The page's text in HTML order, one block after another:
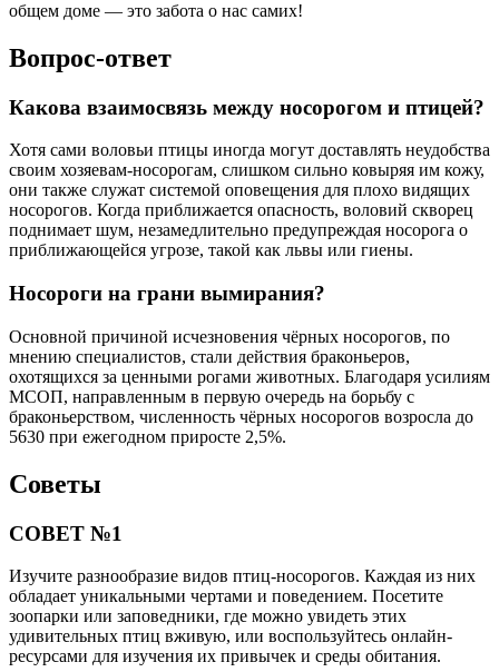
общем доме — это забота о нас самих!
Вопрос-ответ
Какова взаимосвязь между носорогом и птицей?
Хотя сами воловьи птицы иногда могут доставлять неудобства
своим хозяевам-носорогам, слишком сильно ковыряя им кожу,
они также служат системой оповещения для плохо видящих
носорогов. Когда приближается опасность, воловий скворец
поднимает шум, незамедлительно предупреждая носорога о
приближающейся угрозе, такой как львы или гиены.
Носороги на грани вымирания?
Основной причиной исчезновения чёрных носорогов, по
мнению специалистов, стали действия браконьеров,
охотящихся за ценными рогами животных. Благодаря усилиям
МСОП, направленным в первую очередь на борьбу с
браконьерством, численность чёрных носорогов возросла до
5630 при ежегодном приросте 2,5%.
Советы
СОВЕТ №1
Изучите разнообразие видов птиц-носорогов. Каждая из них
обладает уникальными чертами и поведением. Посетите
зоопарки или заповедники, где можно увидеть этих
удивительных птиц вживую, или воспользуйтесь онлайн-
ресурсами для изучения их привычек и среды обитания.